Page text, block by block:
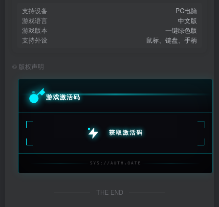
支持设备
PC电脑
游戏语言
中文版
游戏版本
一键绿色版
支持外设
鼠标、键盘、手柄
© 版权声明
游戏激活码
获取激活码
SYS://AUTH.GATE
THE END